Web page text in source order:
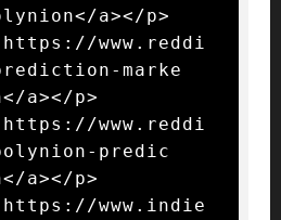
a></p>
www.reddi
marke
a></p>
www.reddi
predic
a></p>
www.indie